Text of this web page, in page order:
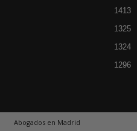
1413
1325
1324
1296
Abogados en Madrid